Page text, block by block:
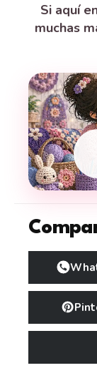
Si aquí
muchas